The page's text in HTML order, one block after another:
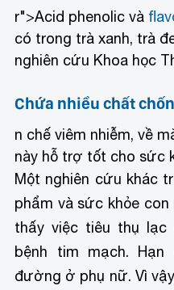
r">Acid phenolic và
có trong trà xanh, trà
nghiên cứu Khoa học
Chứa nhiều chất
n chế viêm nhiễm, về
này hỗ trợ tốt cho sức
Một nghiên cứu khác
phẩm và sức khỏe
thấy việc tiêu thụ
bệnh tim mạch.
đường ở phụ nữ. Vì